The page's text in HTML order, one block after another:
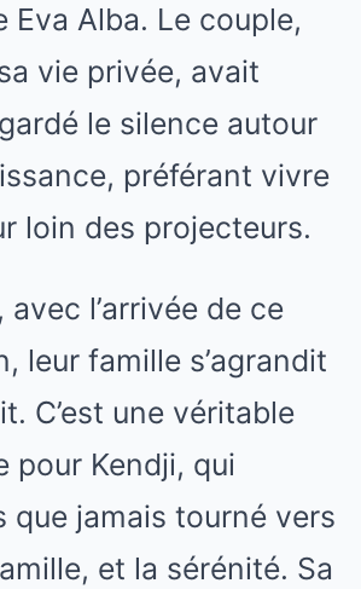
Eva Alba. Le couple,
vie privée, avait
le silence autour
préférant vivre
loin des projecteurs.
avec l’arrivée de ce
leur famille s’agrandit
C’est une véritable
pour Kendji, qui
que jamais tourné vers
et la sérénité. Sa